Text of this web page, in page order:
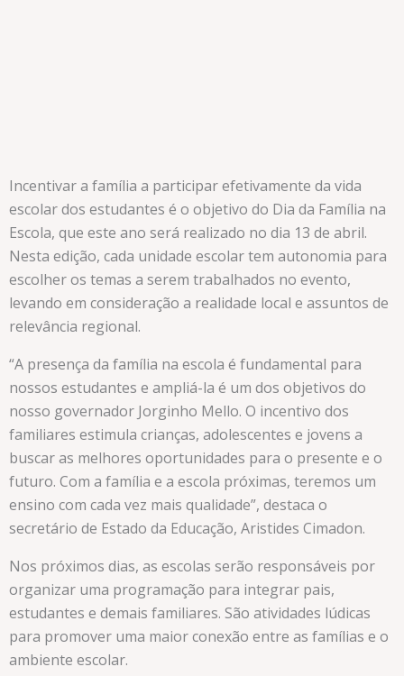
Incentivar a família a participar efetivamente da vida
escolar dos estudantes é o objetivo do Dia da Família na
Escola, que este ano será realizado no dia 13 de abril.
Nesta edição, cada unidade escolar tem autonomia para
escolher os temas a serem trabalhados no evento,
levando em consideração a realidade local e assuntos de
relevância regional.
“A presença da família na escola é fundamental para
nossos estudantes e ampliá-la é um dos objetivos do
nosso governador Jorginho Mello. O incentivo dos
familiares estimula crianças, adolescentes e jovens a
buscar as melhores oportunidades para o presente e o
futuro. Com a família e a escola próximas, teremos um
ensino com cada vez mais qualidade”, destaca o
secretário de Estado da Educação, Aristides Cimadon.
Nos próximos dias, as escolas serão responsáveis por
organizar uma programação para integrar pais,
estudantes e demais familiares. São atividades lúdicas
para promover uma maior conexão entre as famílias e o
ambiente escolar.